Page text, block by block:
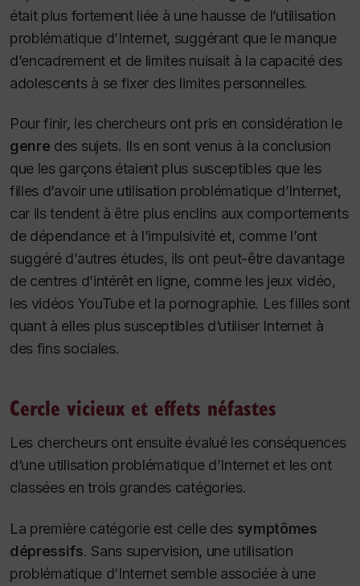
était plus fortement liée à une hausse de l’utilisation
problématique d’Internet, suggérant que le manque
d’encadrement et de limites nuisait à la capacité des
adolescents à se fixer des limites personnelles.
Pour finir, les chercheurs ont pris en considération le
genre des sujets. Ils en sont venus à la conclusion
que les garçons étaient plus susceptibles que les
filles d’avoir une utilisation problématique d’Internet,
car ils tendent à être plus enclins aux comportements
de dépendance et à l’impulsivité et, comme l’ont
suggéré d’autres études, ils ont peut-être davantage
de centres d’intérêt en ligne, comme les jeux vidéo,
les vidéos YouTube et la pornographie. Les filles sont
quant à elles plus susceptibles d’utiliser Internet à
des fins sociales.
Cercle vicieux et effets néfastes
Les chercheurs ont ensuite évalué les conséquences
d’une utilisation problématique d’Internet et les ont
classées en trois grandes catégories.
La première catégorie est celle des symptômes
dépressifs. Sans supervision, une utilisation
problématique d’Internet semble associée à une